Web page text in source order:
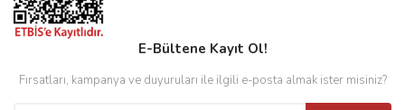
E-Bültene Kayıt Ol!
Fırsatları, kampanya ve duyuruları ile ilgili e-posta almak ister misiniz?